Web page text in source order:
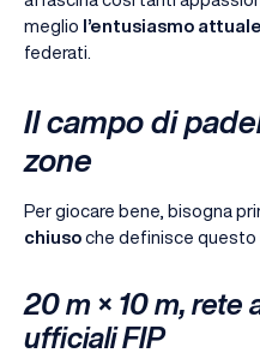
meglio l’entusiasmo attuale
federati.
Il campo di
zone
Per giocare bene, bisogna
chiuso che definisce questo
20 m × 10 m, rete
ufficiali FIP